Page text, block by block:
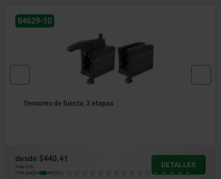
04629-10
Tensores de fuerza, 3 etapas
desde $440.41
más IVA.
más gastos de envío
DETALLES